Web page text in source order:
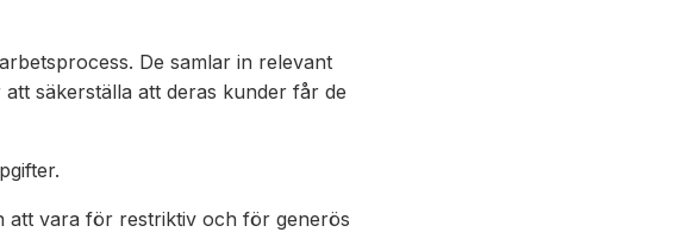
De samlar in relevant
säkerställa att deras kunder får de
att vara för restriktiv och för generös